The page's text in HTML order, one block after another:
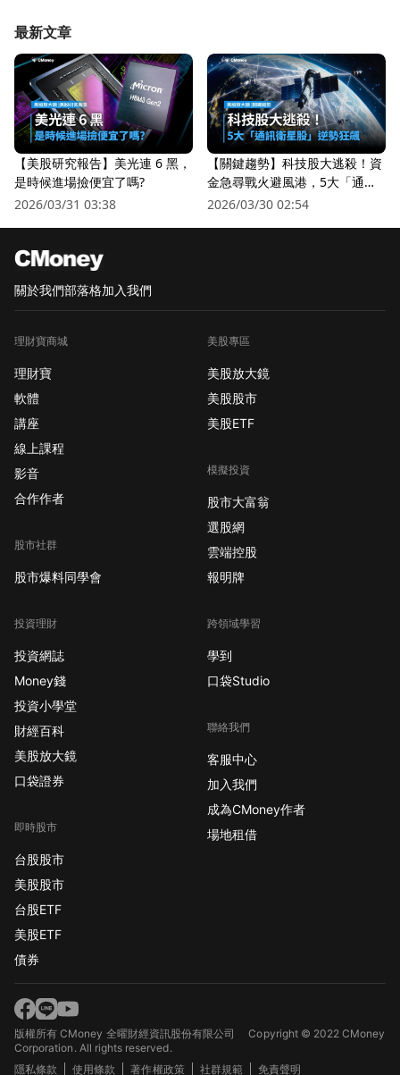
最新文章
【美股研究報告】美光連 6 黑，
是時候進場撿便宜了嗎?
2026/03/31 03:38
【關鍵趨勢】科技股大逃殺！資
金急尋戰火避風港，5大「通訊
衛星股」逆勢狂飆
2026/03/30 02:54
關於我們部落格加入我們
理財寶商城
理財寶
軟體
講座
線上課程
影音
合作作者
股市社群
股市爆料同學會
投資理財
投資網誌
Money錢
投資小學堂
財經百科
美股放大鏡
口袋證券
即時股市
台股股市
美股股市
台股ETF
美股ETF
債券
美股專區
美股放大鏡
美股股市
美股ETF
模擬投資
股市大富翁
選股網
雲端控股
報明牌
跨領域學習
學到
口袋Studio
聯絡我們
客服中心
加入我們
成為CMoney作者
場地租借
版權所有 CMoney 全曜財經資訊股份有限公司Copyright © 2022 CMoney
Corporation. All rights reserved.
隱私條款
使用條款 著作權政策 社群規範 免責聲明